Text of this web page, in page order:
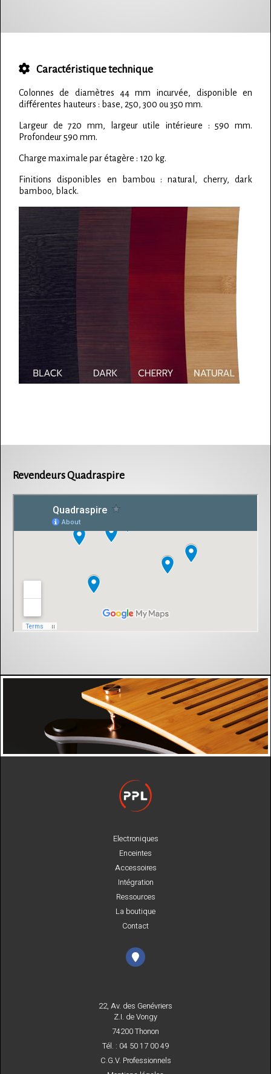
Caractéristique technique
Colonnes de diamètres 44 mm incurvée, disponible en
différentes hauteurs : base, 250, 300 ou 350 mm.
Largeur de 720 mm, largeur utile intérieure : 590 mm.
Profondeur 590 mm.
Charge maximale par étagère : 120 kg.
Finitions disponibles en bambou : natural, cherry, dark
bamboo, black.
Revendeurs Quadraspire
Electroniques
Enceintes
Accessoires
Intégration
Ressources
La boutique
Contact
22, Av. des Genévriers
Z.I. de Vongy
74200 Thonon
Tél. : 04 50 17 00 49
C.G.V. Professionnels